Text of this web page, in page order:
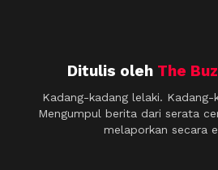
Ditulis oleh The
Kadang-kadang lelaki. Kadang-
Mengumpul berita dari serata
melaporkan secara